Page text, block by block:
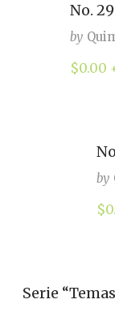
No.
by
$0.00
by
$
Serie